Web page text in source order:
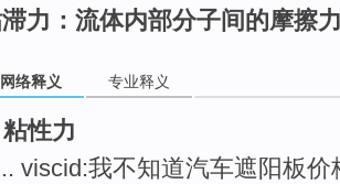
力：流体内部分子间的摩擦
网络释义 专业释义
粘性力
viscid:我不知道汽车遮阳板